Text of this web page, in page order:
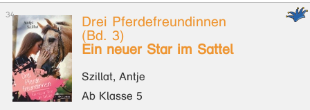
Drei Pferdefreundinnen
(Bd. 3)
Ein neuer Star im Sattel
Szillat, Antje
Ab Klasse 5